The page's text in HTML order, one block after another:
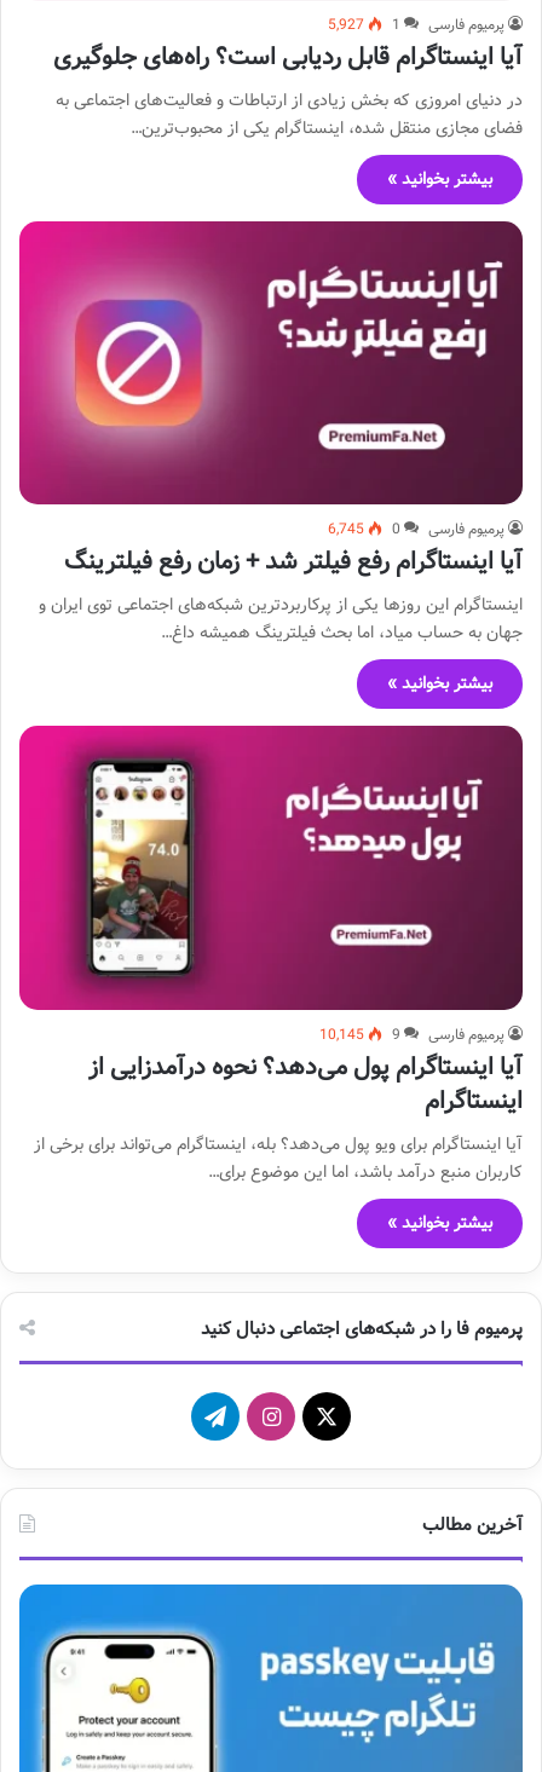
پرمیوم فارسی 1
5,927
آیا اینستاگرام قابل ردیابی است؟ راه‌های جلوگیری
در دنیای امروزی که بخش زیادی از ارتباطات و فعالیت‌های اجتماعی به
فضای مجازی منتقل شده، اینستاگرام یکی از محبوب‌ترین…
بیشتر بخوانید »
پرمیوم فارسی 0
6,745
آیا اینستاگرام رفع فیلتر شد + زمان رفع فیلترینگ
اینستاگرام این روزها یکی از پرکاربردترین شبکه‌های اجتماعی توی ایران و
جهان به حساب میاد، اما بحث فیلترینگ همیشه داغ…
بیشتر بخوانید »
پرمیوم فارسی 9
10,145
آیا اینستاگرام پول می‌دهد؟ نحوه درآمدزایی از
اینستاگرام
آیا اینستاگرام برای ویو پول می‌دهد؟ بله، اینستاگرام می‌تواند برای برخی از
کاربران منبع درآمد باشد، اما این موضوع برای…
بیشتر بخوانید »
پرمیوم فا را در شبکه‌های اجتماعی دنبال کنید
X
ی
س
ا
ل
ر
م
آخرین مطالب